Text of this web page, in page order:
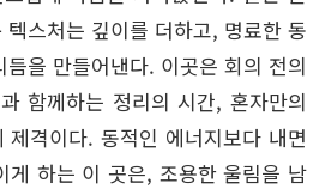
스처는 깊이를 더하고, 명료한 동
을 만들어낸다. 이곳은 회의 전의
함께하는 정리의 시간, 혼자만의
제격이다. 동적인 에너지보다 내면
게 하는 이 곳은, 조용한 울림을 남